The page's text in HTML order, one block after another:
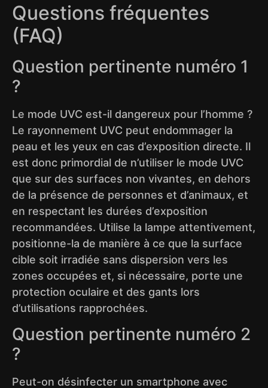
Questions fréquentes
(FAQ)
Question pertinente numéro 1
?
Le mode UVC est-il dangereux pour l’homme ?
Le rayonnement UVC peut endommager la
peau et les yeux en cas d’exposition directe. Il
est donc primordial de n’utiliser le mode UVC
que sur des surfaces non vivantes, en dehors
de la présence de personnes et d’animaux, et
en respectant les durées d’exposition
recommandées. Utilise la lampe attentivement,
positionne-la de manière à ce que la surface
cible soit irradiée sans dispersion vers les
zones occupées et, si nécessaire, porte une
protection oculaire et des gants lors
d’utilisations rapprochées.
Question pertinente numéro 2
?
Peut-on désinfecter un smartphone avec